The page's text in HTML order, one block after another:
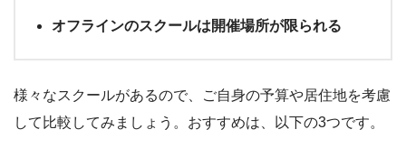
オフラインのスクールは開催場所が限られる
様々なスクールがあるので、ご自身の予算や居住地を考慮
して比較してみましょう。おすすめは、以下の3つです。